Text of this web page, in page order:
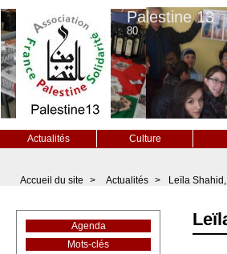
Palestine 13
80
Actualités Culture
Accueil du site > Actualités > Leïla
Agenda
Mots-clés